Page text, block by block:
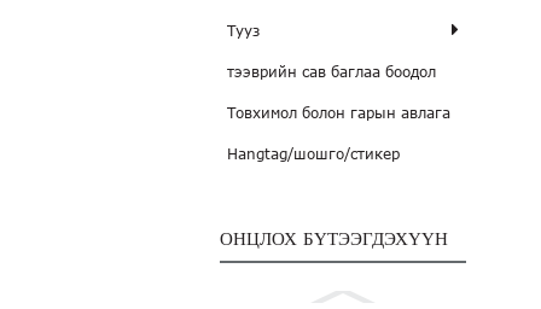
Тууз
тээврийн сав баглаа боодол
Товхимол болон гарын авлага
Hangtag/шошго/стикер
ОНЦЛОХ БҮТЭЭГДЭХҮҮН